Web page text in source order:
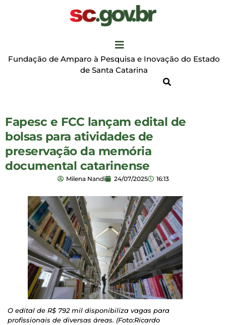
Fundação de Amparo à Pesquisa e Inovação do Estado
de Santa Catarina
Fapesc e FCC lançam edital de
bolsas para atividades de
preservação da memória
documental catarinense
Milena Nandi 24/07/2025 16:13
O edital de R$ 792 mil disponibiliza vagas para
profissionais de diversas áreas. (Foto:Ricardo